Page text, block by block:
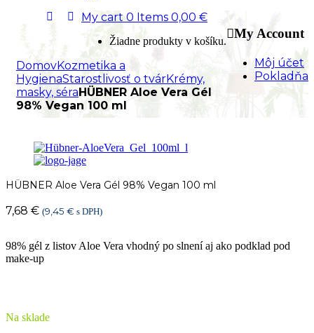
My Account
Môj účet
Pokladňa
My cart 0 Items 0,00 €
Žiadne produkty v košíku.
DomovKozmetika a
HygienaStarostlivosť o tvárKrémy,
masky, séraHÜBNER Aloe Vera Gél
98% Vegan 100 ml
HÜBNER Aloe Vera Gél 98% Vegan 100 ml
7,68 € (9,45 € s DPH)
98% gél z listov Aloe Vera vhodný po slnení aj ako podklad pod
make-up
Na sklade